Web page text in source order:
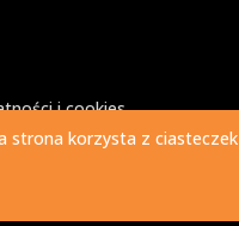
i cookies
strona korzysta z